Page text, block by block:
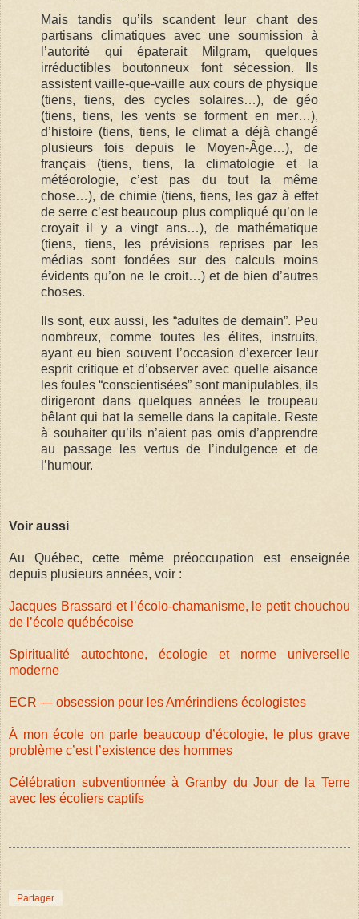
Mais tandis qu’ils scandent leur chant des
partisans climatiques avec une soumission à
l’autorité qui épaterait Milgram, quelques
irréductibles boutonneux font sécession. Ils
assistent vaille-que-vaille aux cours de physique
(tiens, tiens, des cycles solaires…), de géo
(tiens, tiens, les vents se forment en mer…),
d’histoire (tiens, tiens, le climat a déjà changé
plusieurs fois depuis le Moyen-Âge…), de
français (tiens, tiens, la climatologie et la
météorologie, c’est pas du tout la même
chose…), de chimie (tiens, tiens, les gaz à effet
de serre c’est beaucoup plus compliqué qu’on le
croyait il y a vingt ans…), de mathématique
(tiens, tiens, les prévisions reprises par les
médias sont fondées sur des calculs moins
évidents qu’on ne le croit…) et de bien d’autres
choses.
Ils sont, eux aussi, les “adultes de demain”. Peu
nombreux, comme toutes les élites, instruits,
ayant eu bien souvent l’occasion d’exercer leur
esprit critique et d’observer avec quelle aisance
les foules “conscientisées” sont manipulables, ils
dirigeront dans quelques années le troupeau
bêlant qui bat la semelle dans la capitale. Reste
à souhaiter qu’ils n’aient pas omis d’apprendre
au passage les vertus de l’indulgence et de
l’humour.
Voir aussi
Au Québec, cette même préoccupation est enseignée
depuis plusieurs années, voir :
Jacques Brassard et l’écolo-chamanisme, le petit chouchou
de l’école québécoise
Spiritualité autochtone, écologie et norme universelle
moderne
ECR — obsession pour les Amérindiens écologistes
À mon école on parle beaucoup d’écologie, le plus grave
problème c’est l’existence des hommes
Célébration subventionnée à Granby du Jour de la Terre
avec les écoliers captifs
Partager